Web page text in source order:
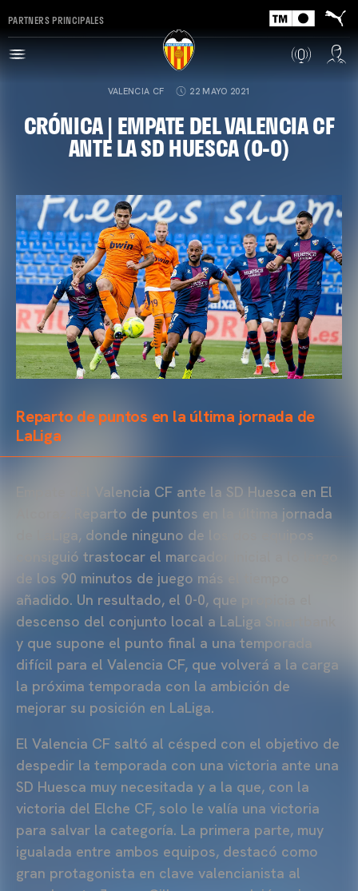
PARTNERS PRINCIPALES
VALENCIA CF 22 MAYO 2021
CRÓNICA | EMPATE DEL VALENCIA CF
ANTE LA SD HUESCA (0-0)
Reparto de puntos en la última jornada de
LaLiga
Empate del Valencia CF ante la SD Huesca en El
Alcoraz. Reparto de puntos en la última jornada
de LaLiga, donde ninguno de los dos equipos
consiguió trastocar el marcador inicial a lo largo
de los 90 minutos de juego más el tiempo
añadido. Un resultado, el 0-0, que propicia el
descenso del conjunto local a LaLiga Smartbank
y que supone el punto final a una temporada
difícil para el Valencia CF, que volverá a la carga
la próxima temporada con la ambición de
mejorar su posición en LaLiga.
El Valencia CF saltó al césped con el objetivo de
despedir la temporada con una victoria ante una
SD Huesca muy necesitada y a la que, con la
victoria del Elche CF, solo le valía una victoria
para salvar la categoría. La primera parte, muy
igualada entre ambos equipos, destacó como
gran protagonista en clave valencianista al